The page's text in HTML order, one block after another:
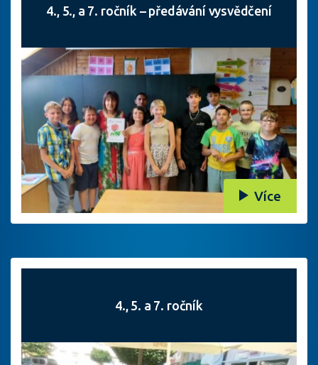
4., 5., a 7. ročník – předávání vysvědčení
Více
4., 5. a 7. ročník